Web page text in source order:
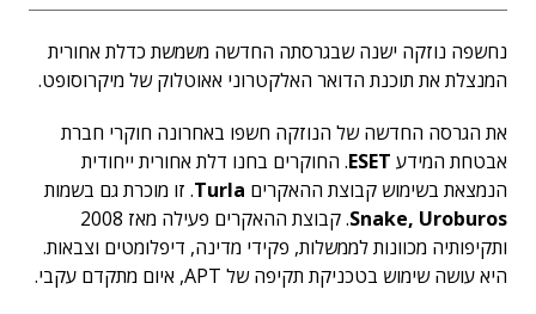
נחשפה נוזקה ישנה שבגרסתה החדשה משמשת כדלת אחורית
המנצלת את תוכנת הדואר האלקטרוני אאוטלוק של מיקרוסופט.
את הגרסה החדשה של הנוזקה חשפו באחרונה חוקרי חברת
אבטחת המידע ESET. החוקרים בחנו דלת אחורית ייחודית
הנמצאת בשימוש קבוצת ההאקרים Turla. זו מוכרת גם בשמות
Snake, Uroburos
. קבוצת ההאקרים פעילה מאז 2008
ותקיפותיה מכוונות לממשלות, פקידי מדינה, דיפלומטים וצבאות.
היא עושה שימוש בטכניקת תקיפה של APT, איום מתקדם עקבי.